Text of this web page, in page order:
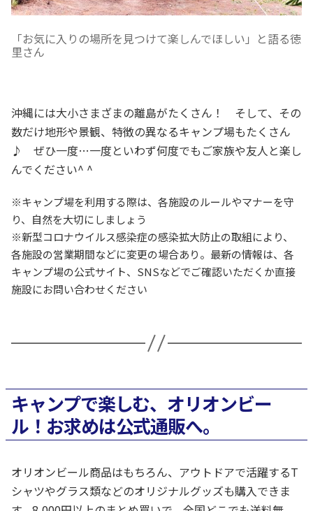
「お気に入りの場所を見つけて楽しんでほしい」と語る徳
里さん
沖縄には大小さまざまの離島がたくさん！ そして、その
数だけ地形や景観、特徴の異なるキャンプ場もたくさん
♪ ぜひ一度…一度といわず何度でもご家族や友人と楽し
んでください^ ^
※キャンプ場を利用する際は、各施設のルールやマナーを守
り、自然を大切にしましょう
※新型コロナウイルス感染症の感染拡大防止の取組により、
各施設の営業期間などに変更の場合あり。最新の情報は、各
キャンプ場の公式サイト、SNSなどでご確認いただくか直接
施設にお問い合わせください
キャンプで楽しむ、オリオンビー
ル！お求めは公式通販へ。
オリオンビール商品はもちろん、アウトドアで活躍するT
シャツやグラス類などのオリジナルグッズも購入できま